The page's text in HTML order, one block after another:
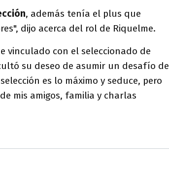
, además tenía el plus que
dijo acerca del rol de Riquelme.
vinculado con el seleccionado de
su deseo de asumir un desafío de
es lo máximo y seduce, pero
mis amigos, familia y charlas